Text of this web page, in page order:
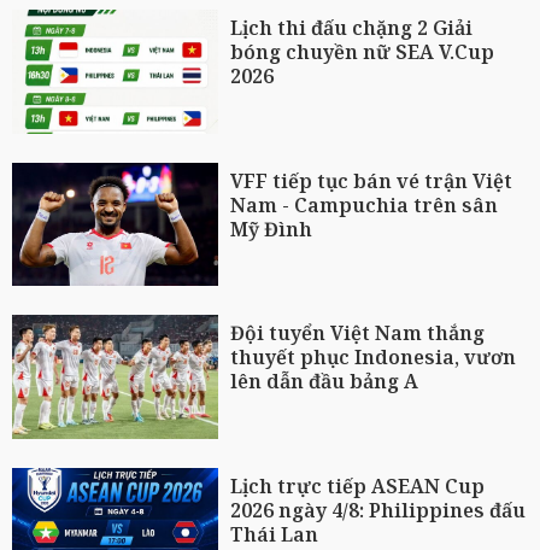
Lịch thi đấu chặng 2 Giải
bóng chuyền nữ SEA V.Cup
2026
VFF tiếp tục bán vé trận Việt
Nam - Campuchia trên sân
Mỹ Đình
Đội tuyển Việt Nam thắng
thuyết phục Indonesia, vươn
lên dẫn đầu bảng A
Lịch trực tiếp ASEAN Cup
2026 ngày 4/8: Philippines đấu
Thái Lan